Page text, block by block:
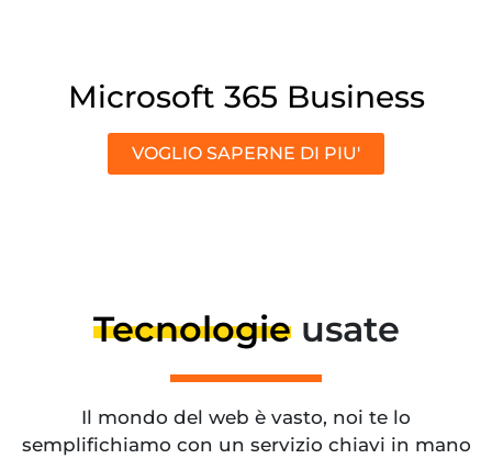
Microsoft 365 Business
VOGLIO SAPERNE DI PIU'
Tecnologieusate
Il mondo del web è vasto, noi te lo
semplifichiamo con un servizio chiavi in mano